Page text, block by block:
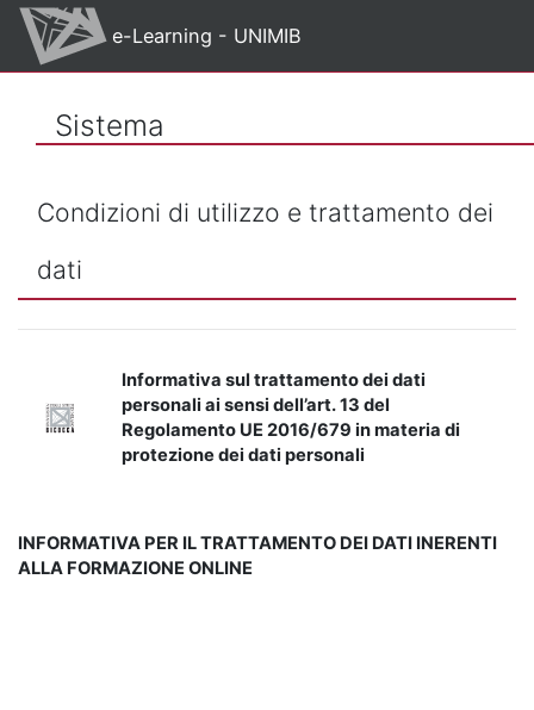
Vai al contenuto principale
e-Learning - UNIMIB
Sistema
Condizioni di utilizzo e trattamento dei
dati
Informativa sul trattamento dei dati
personali ai sensi dell’art. 13 del
Regolamento UE 2016/679 in materia di
protezione dei dati personali
INFORMATIVA PER IL TRATTAMENTO DEI DATI INERENTI
ALLA FORMAZIONE ONLINE